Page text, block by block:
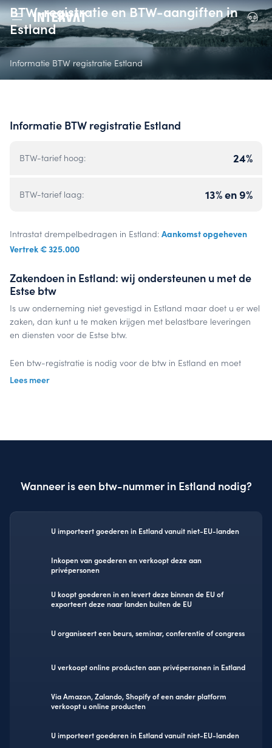
BTW-registratie en BTW-aangiften in
Estland
Informatie BTW registratie Estland
Informatie BTW registratie Estland
BTW-tarief hoog: 24%
BTW-tarief laag: 13% en 9%
Intrastat drempelbedragen in Estland: Aankomst opgeheven
Vertrek € 325.000
Zakendoen in Estland: wij ondersteunen u met de
Estse btw
Is uw onderneming niet gevestigd in Estland maar doet u er wel
zaken, dan kunt u te maken krijgen met belastbare leveringen
en diensten voor de Estse btw.
Een btw-registratie is nodig voor de btw in Estland en moet
aangevraagd worden bij een belastingdienst. Nadat u een Estse
handelt in Estland. Door uit te besteden bespaart u zowel tijd als
en correct indiend.
Laten we samenwerken
Lees meer
Wanneer is een btw-nummer in Estland nodig?
U importeert goederen in Estland vanuit niet-EU-landen
Inkopen van goederen en verkoopt deze aan
privépersonen
U koopt goederen in en levert deze binnen de EU of
exporteert deze naar landen buiten de EU
U organiseert een beurs, seminar, conferentie of congress
U verkoopt online producten aan privépersonen in Estland
Via Amazon, Zalando, Shopify of een ander platform
verkoopt u online producten
U importeert goederen in Estland vanuit niet-EU-landen